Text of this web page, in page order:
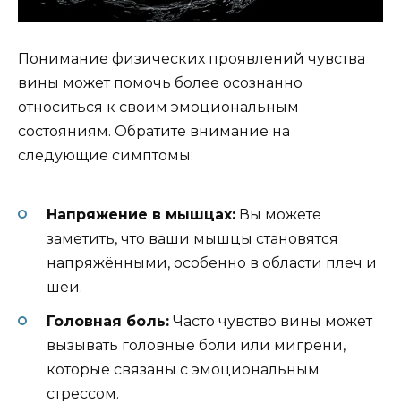
Понимание физических проявлений чувства
вины может помочь более осознанно
относиться к своим эмоциональным
состояниям. Обратите внимание на
следующие симптомы:
Напряжение в мышцах: Вы можете
заметить, что ваши мышцы становятся
напряжёнными, особенно в области плеч и
шеи.
Головная боль: Часто чувство вины может
вызывать головные боли или мигрени,
которые связаны с эмоциональным
стрессом.